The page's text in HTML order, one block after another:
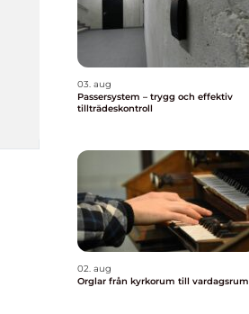
03. aug
Passersystem – trygg och effektiv
tillträdeskontroll
02. aug
Orglar från kyrkorum till vardagsrum